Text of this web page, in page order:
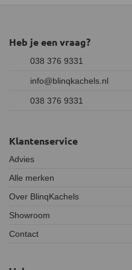
Professional
Heb je een vraag?
038 376 9331
info@blinqkachels.nl
038 376 9331
Klantenservice
Advies
Alle merken
Over BlinqKachels
Showroom
Contact